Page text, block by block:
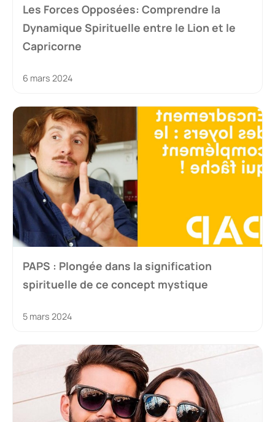
Les Forces Opposées: Comprendre la
Dynamique Spirituelle entre le Lion et le
Capricorne
6 mars 2024
PAPS : Plongée dans la signification
spirituelle de ce concept mystique
5 mars 2024